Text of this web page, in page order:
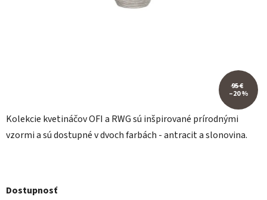
Kolekcie kvetináčov OFI a RWG sú inšpirované prírodnými
vzormi a sú dostupné v dvoch farbách - antracit a slonovina.
Dostupnosť
95 €
–20 %